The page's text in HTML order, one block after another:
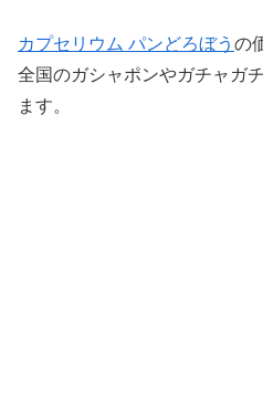
カプセリウム パンどろぼう の
全国のガシャポンやガチャガ
ます。